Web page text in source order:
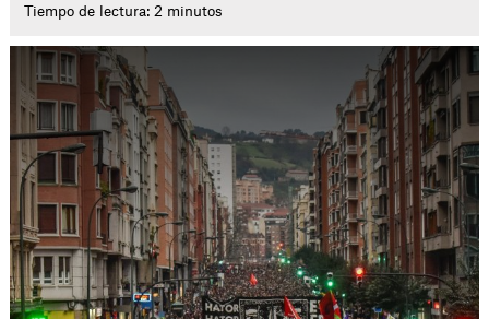
Tiempo de lectura: 2 minutos